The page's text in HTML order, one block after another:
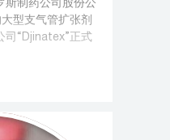
斯制药公司股份公
型支气管扩张剂
司“Djinatex”正式